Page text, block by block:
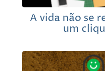
A vida não se
um